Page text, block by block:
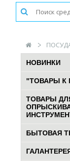
НОВИНКИ
"ТОВАРЫ К
ТОВАРЫ
БЫТОВАЯ